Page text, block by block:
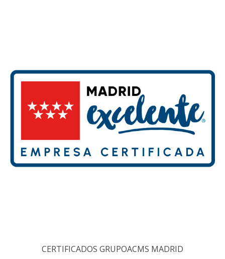
CERTIFICADOS GRUPOACMS MADRID